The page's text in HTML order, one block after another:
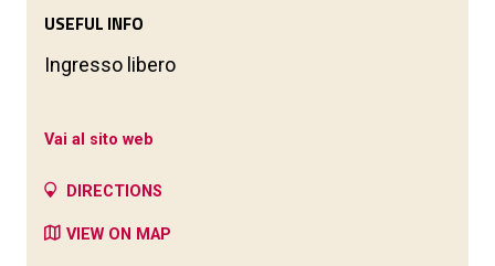
USEFUL INFO
Ingresso libero
Vai al sito web
DIRECTIONS
VIEW ON MAP